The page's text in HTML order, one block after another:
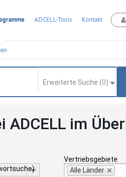
ADCELL-Tools Kontakt
Erweiterte Suche (0)
im
Vertriebsgebiete
Alle Länder